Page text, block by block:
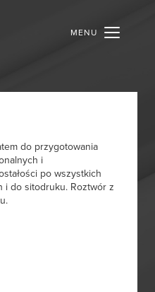
MENU
do przygotowania
i
po wszystkich
i do sitodruku. Roztwór z